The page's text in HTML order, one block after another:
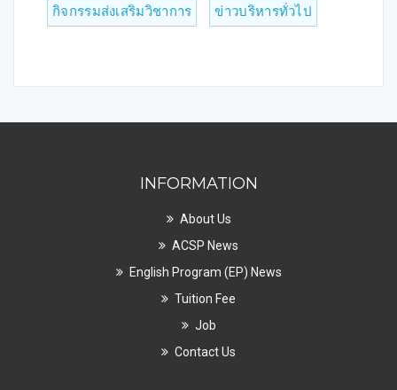
กิจกรรมส่งเสริมวิชาการ ข่าวบริหารทั่วไป
INFORMATION
About Us
ACSP News
English Program (EP) News
Tuition Fee
Job
Contact Us